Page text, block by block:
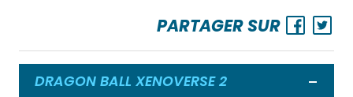
PARTAGER SUR
DRAGON BALL XENOVERSE 2